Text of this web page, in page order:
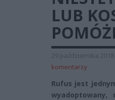
LUB
29 października 2018
komentarzy
Rufus jest
wyadoptowany,